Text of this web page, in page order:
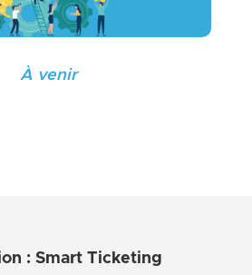
À venir
: Smart Ticketing